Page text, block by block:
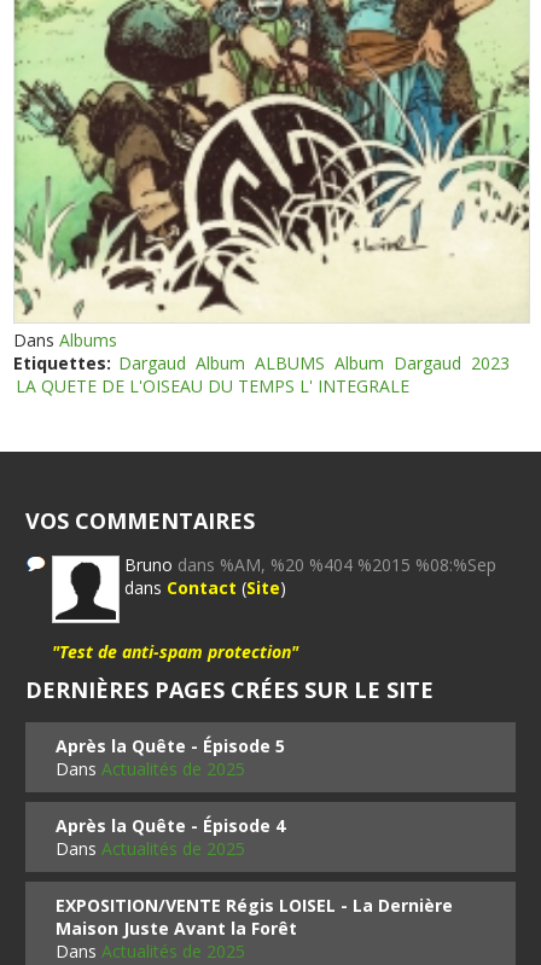
DansAlbums
Etiquettes: Dargaud Album ALBUMS Album Dargaud 2023
LA QUETE DE L'OISEAU DU TEMPS L' INTEGRALE
VOS COMMENTAIRES
Bruno dans %AM, %20 %404 %2015 %08:%Sep
dans Contact (Site)
"Test de anti-spam protection"
DERNIÈRES PAGES CRÉES SUR LE SITE
Après la Quête - Épisode 5
DansActualités de 2025
Après la Quête - Épisode 4
DansActualités de 2025
EXPOSITION/VENTE Régis LOISEL - La Dernière
Maison Juste Avant la Forêt
DansActualités de 2025